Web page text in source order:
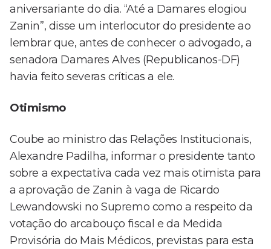
aniversariante do dia. “Até a Damares elogiou
Zanin”, disse um interlocutor do presidente ao
lembrar que, antes de conhecer o advogado, a
senadora Damares Alves (Republicanos-DF)
havia feito severas críticas a ele.
Otimismo
Coube ao ministro das Relações Institucionais,
Alexandre Padilha, informar o presidente tanto
sobre a expectativa cada vez mais otimista para
a aprovação de Zanin à vaga de Ricardo
Lewandowski no Supremo como a respeito da
votação do arcabouço fiscal e da Medida
Provisória do Mais Médicos, previstas para esta